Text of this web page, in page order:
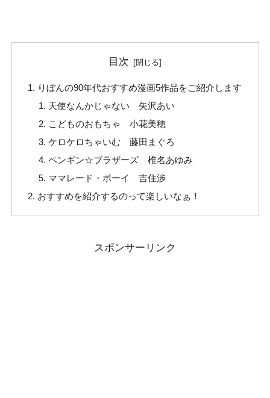
目次
りぼんの90年代おすすめ漫画5作品をご紹介します
天使なんかじゃない 矢沢あい
こどものおもちゃ 小花美穂
ケロケロちゃいむ 藤田まぐろ
ペンギン☆ブラザーズ 椎名あゆみ
ママレード・ボーイ 吉住渉
おすすめを紹介するのって楽しいなぁ！
スポンサーリンク